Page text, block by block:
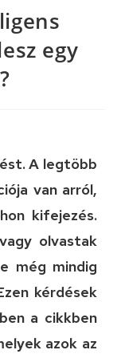
egy
A legtöbb
van arról,
kifejezés.
olvastak
még mindig
kérdések
a cikkben
azok az